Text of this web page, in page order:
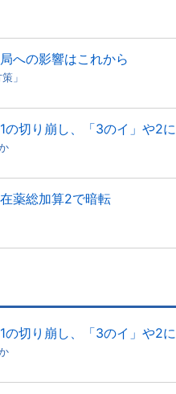
への影響はこれから
」
の切り崩し、「3のイ」や2に
薬総加算2で暗転
の切り崩し、「3のイ」や2に